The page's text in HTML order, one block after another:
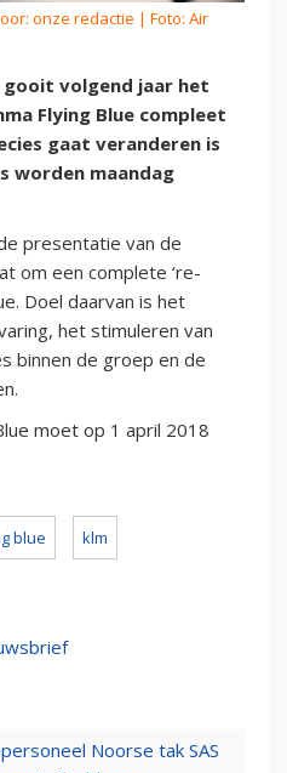
onze redactie | Foto: Air
gooit volgend jaar het
Flying Blue compleet
gaat veranderen is
worden maandag
presentatie van de
om een complete ‘re-
Doel daarvan is het
het stimuleren van
binnen de groep en de
moet op 1 april 2018
blue klm
Noorse tak SAS